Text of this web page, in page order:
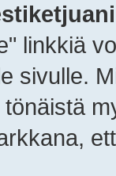
linkkiä
sivulle.